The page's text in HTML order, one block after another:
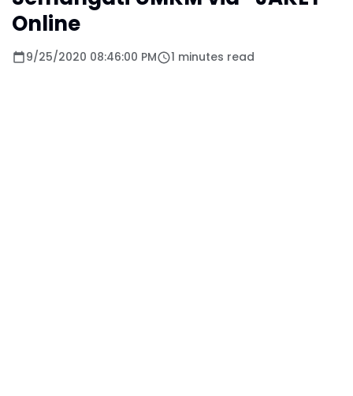
Online
9/25/2020 08:46:00 PM 1 minutes read